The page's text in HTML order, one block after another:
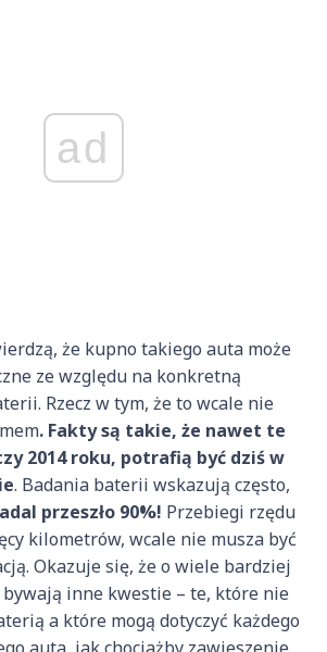
ad
że kupno takiego auta może
ze względu na konkretną
Rzecz w tym, że to wcale nie
. Fakty są takie, że nawet te
2014 roku, potrafią być dziś w
. Badania baterii wskazują często,
przeszło 90%! Przebiegi rzędu
kilometrów, wcale nie musza być
Okazuje się, że o wiele bardziej
inne kwestie – te, które nie
a które mogą dotyczyć każdego